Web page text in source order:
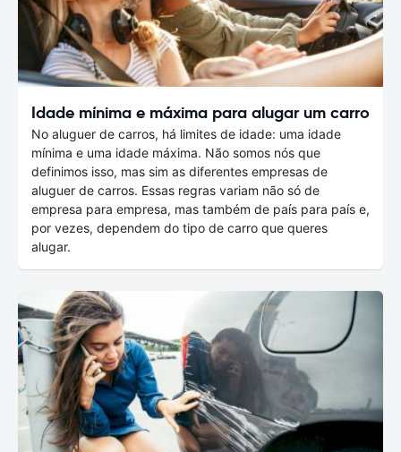
Idade mínima e máxima para alugar um carro
No aluguer de carros, há limites de idade: uma idade
mínima e uma idade máxima. Não somos nós que
definimos isso, mas sim as diferentes empresas de
aluguer de carros. Essas regras variam não só de
empresa para empresa, mas também de país para país e,
por vezes, dependem do tipo de carro que queres
alugar.